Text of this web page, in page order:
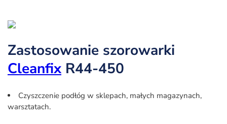
Zastosowanie szorowarki
CleanfixR44-450
Czyszczenie podłóg w sklepach, małych magazynach,
warsztatach.